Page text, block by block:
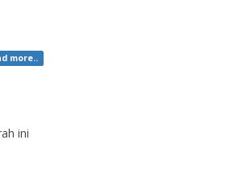
more..
ini